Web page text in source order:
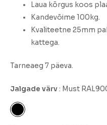
Laua kõrgus koos
Kandevõime 100kg.
Kvaliteetne 25mm
kattega.
Tarneaeg 7 päeva.
Jalgade värv Must